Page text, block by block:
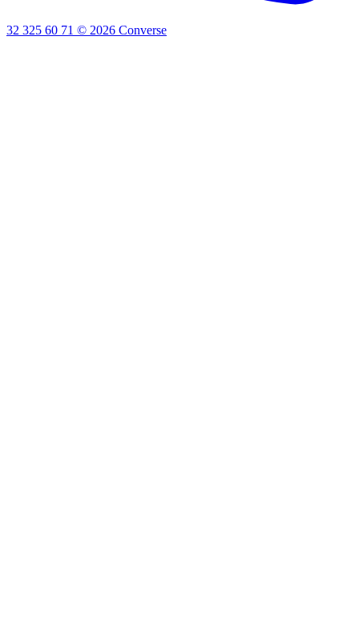
32 325 60 71 © 2026 Converse